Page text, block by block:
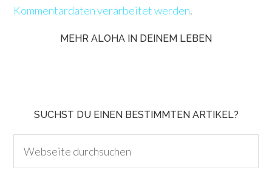
Kommentardaten verarbeitet werden.
MEHR ALOHA IN DEINEM LEBEN
SUCHST DU EINEN BESTIMMTEN ARTIKEL?